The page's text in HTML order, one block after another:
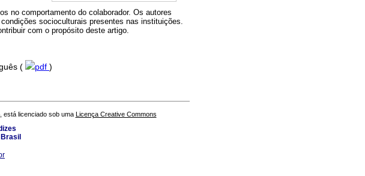
no comportamento do colaborador. Os autores
socioculturais presentes nas instituições.
com o propósito deste artigo.
( pdf )
está licenciado sob uma Licença Creative Commons